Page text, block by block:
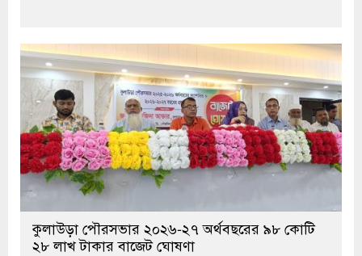
কুলাউড়া পৌরসভার ২০২৬-২৭ অর্থবছরের ৯৮ কোটি
২৮ লাখ টাকার বাজেট ঘোষণা